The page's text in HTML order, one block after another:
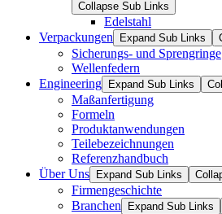
Collapse Sub Links
Edelstahl
Verpackungen
Expand Sub Links
Sicherungs- und Sprengringe
Wellenfedern
Engineering
Expand Sub Links
Maßanfertigung
Formeln
Produktanwendungen
Teilebezeichnungen
Referenzhandbuch
Über Uns
Expand Sub Links
Firmengeschichte
Branchen
Expand Sub Links